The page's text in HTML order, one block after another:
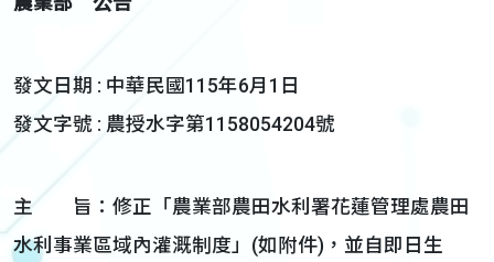
發文日期 : 中華民國115年6月1日
發文字號 : 農授水字第1158054204號
主 旨：修正「農業部農田水利署花蓮管理處農田
水利事業區域內灌溉制度」(如附件)，並自即日生